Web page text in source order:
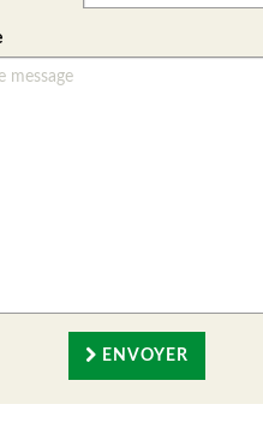
ENVOYER